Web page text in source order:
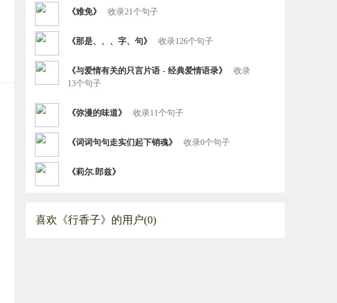
《难免》 收录21个句子
《那是、、、字、句》 收录126个句子
《与爱情有关的只言片语 - 经典爱情语录》
收录
13个句子
《弥漫的味道》 收录11个句子
《词词句句走实们起下销魂》 收录0个句子
《莉尔.郎兹》
喜欢《行香子》的用户(0)